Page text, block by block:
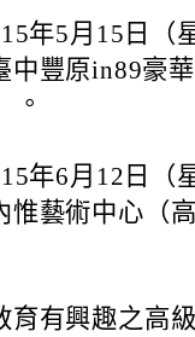
年5月15日（
中豐原in89豪
。
年6月12日（
惟藝術中心（
育有興趣之高